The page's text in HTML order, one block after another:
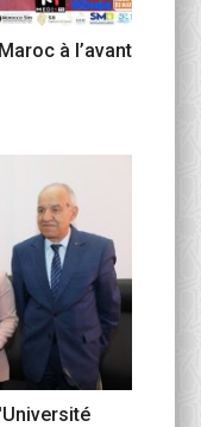
à l’avant